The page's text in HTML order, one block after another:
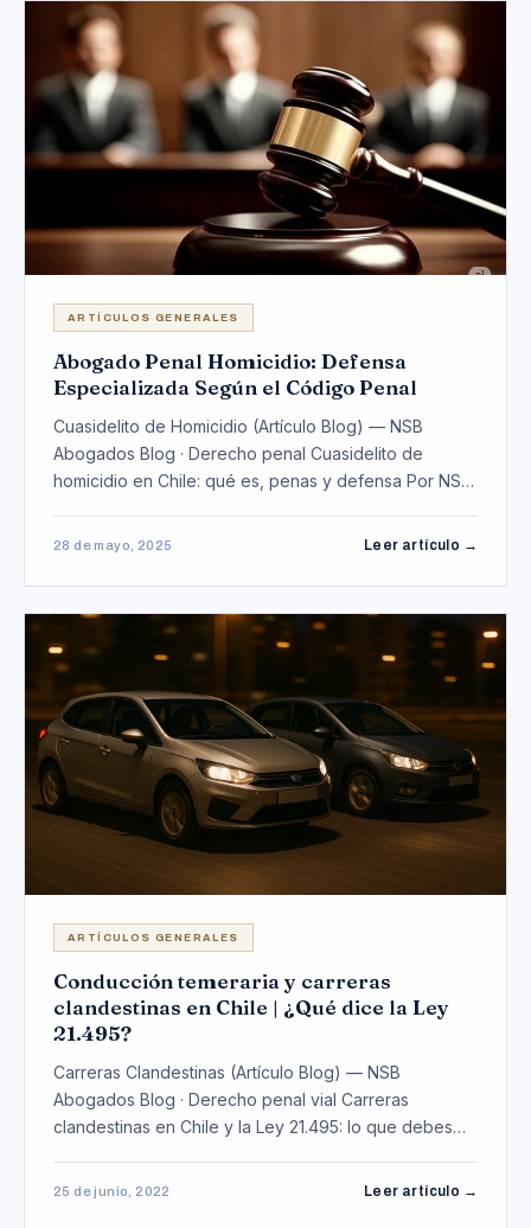
ARTÍCULOS GENERALES
Abogado Penal Homicidio: Defensa
Especializada Según el Código Penal
Cuasidelito de Homicidio (Artículo Blog) — NSB
Abogados Blog · Derecho penal Cuasidelito de
homicidio en Chile: qué es, penas y defensa Por NSB
28 de mayo, 2025 Leer artículo →
ARTÍCULOS GENERALES
Conducción temeraria y carreras
clandestinas en Chile | ¿Qué dice la Ley
21.495?
Carreras Clandestinas (Artículo Blog) — NSB
Abogados Blog · Derecho penal vial Carreras
clandestinas en Chile y la Ley 21.495: lo que debes
25 de junio, 2022 Leer artículo →